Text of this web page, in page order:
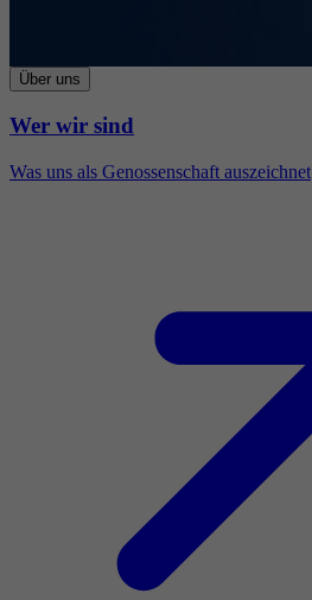
Über uns
Wer wir sind
Was uns als Genossenschaft auszeichnet